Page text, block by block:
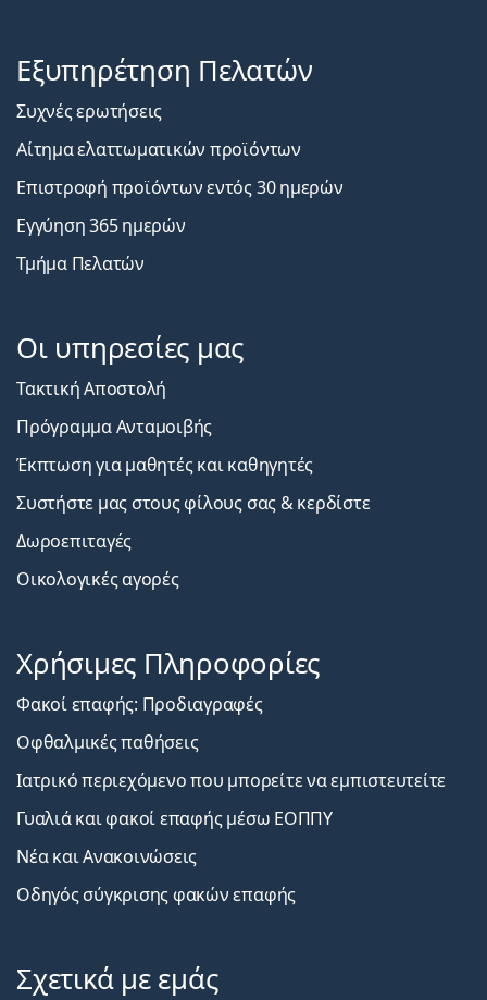
Εξυπηρέτηση Πελατών
Συχνές ερωτήσεις
Αίτημα ελαττωματικών προϊόντων
Επιστροφή προϊόντων εντός 30 ημερών
Εγγύηση 365 ημερών
Τμήμα Πελατών
Οι υπηρεσίες μας
Τακτική Αποστολή
Πρόγραμμα Ανταμοιβής
Έκπτωση για μαθητές και καθηγητές
Συστήστε μας στους φίλους σας & κερδίστε
Δωροεπιταγές
Οικολογικές αγορές
Χρήσιμες Πληροφορίες
Φακοί επαφής: Προδιαγραφές
Οφθαλμικές παθήσεις
Ιατρικό περιεχόμενο που μπορείτε να εμπιστευτείτε
Γυαλιά και φακοί επαφής μέσω ΕΟΠΠΥ
Νέα και Ανακοινώσεις
Οδηγός σύγκρισης φακών επαφής
Σχετικά με εμάς